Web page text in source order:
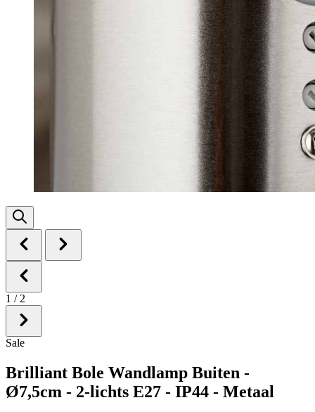
1 / 2
Sale
Brilliant Bole Wandlamp Buiten -
Ø7,5cm - 2-lichts E27 - IP44 - Metaal